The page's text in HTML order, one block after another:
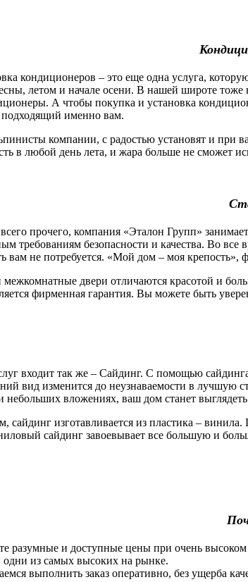
кондиционеров – это еще одна услуга,
летом и начале осени. В нашей широте
А чтобы покупка и установка
подходящий именно вам.
компании, с радостью установят и при
в любой день лета, и жара больше не сможет
прочего, компания «Эталон Групп»
требованиям безопасности и качества. Во
вам не потребуется. «Мой дом – моя крепость»,
двери отличаются красотой и
фирменная гарантия. Вы можете быть
входит так же – Сайдинг. С помощью
вид изменится до неузнаваемости в
небольших вложениях, ваш дом станет
изготавливается из пластика –
сайдинг завоевывает все большую и
разумные и доступные цены при очень высоком
из самых высоких на рынке.
выполнить заказ оперативно, без ущерба